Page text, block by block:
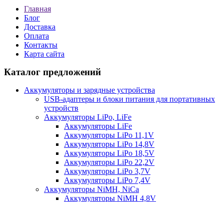
Главная
Блог
Доставка
Оплата
Контакты
Карта сайта
Каталог предложений
Аккумуляторы и зарядные устройства
USB-адаптеры и блоки питания для портативных
устройств
Аккумуляторы LiPo, LiFe
Аккумуляторы LiFe
Аккумуляторы LiPo 11,1V
Аккумуляторы LiPo 14,8V
Аккумуляторы LiPo 18,5V
Аккумуляторы LiPo 22,2V
Аккумуляторы LiPo 3,7V
Аккумуляторы LiPo 7,4V
Аккумуляторы NiMH, NiCa
Аккумуляторы NiMH 4,8V